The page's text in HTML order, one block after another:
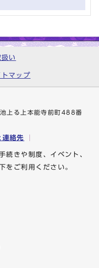
い
マップ
上る上本能寺前町488番
連絡先
続きや制度、イベント、
をご利用ください。